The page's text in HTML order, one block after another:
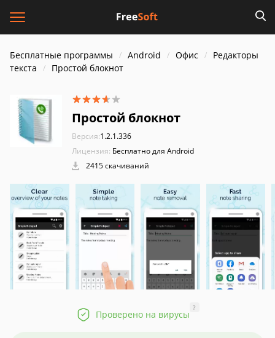
Бесплатные программы Android Офис
Редакторы
текста
Простой блокнот
Простой блокнот
Версия:1.2.1.336
Лицензия: Бесплатно для Android
2415 скачиваний
Проверено на вирусы
?